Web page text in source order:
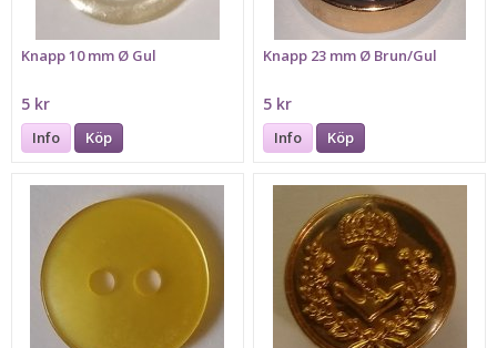
Knapp 10 mm Ø Gul
5 kr
Info Köp
Knapp 23 mm Ø Brun/Gul
5 kr
Info Köp